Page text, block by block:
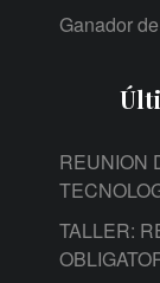
Ganador
REUNION
TALLER: